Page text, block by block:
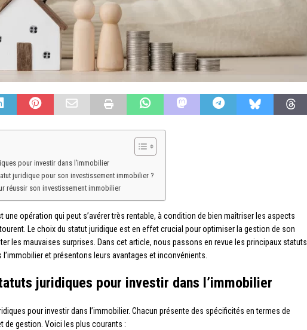
pour investir dans l’immobilier
juridique pour son investissement immobilier ?
réussir son investissement immobilier
une opération qui peut s’avérer très rentable, à condition de bien maîtriser les aspects
Le choix du statut juridique est en effet crucial pour optimiser la gestion de son
les mauvaises surprises. Dans cet article, nous passons en revue les principaux statuts
et présentons leurs avantages et inconvénients.
juridiques pour investir dans l’immobilier
pour investir dans l’immobilier. Chacun présente des spécificités en termes de
de gestion. Voici les plus courants :